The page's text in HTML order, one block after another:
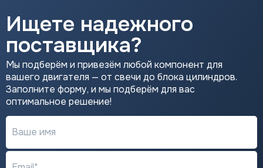
Ищете надежного
поставщика?
Мы подберём и привезём любой компонент для
вашего двигателя — от свечи до блока цилиндров.
Заполните форму, и мы подберём для вас
оптимальное решение!
Ваше имя